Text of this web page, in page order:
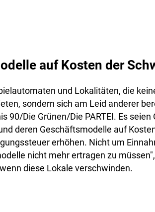
auf Kosten der
und Lokalitäten, die
sondern sich am Leid anderer
90/Die Grünen/Die PARTEI. Es
deren Geschäftsmodelle auf
erhöhen. Nicht um
nicht mehr ertragen zu
diese Lokale verschwinden.